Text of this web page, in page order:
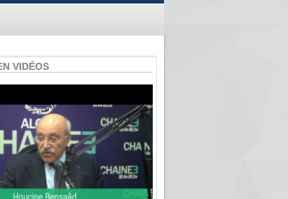
VIDÉOS